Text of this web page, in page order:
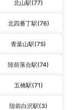
北山駅(77)
北四番丁駅(76)
青葉山駅(75)
陸前落合駅(74)
五橋駅(71)
陸前白沢駅(3)